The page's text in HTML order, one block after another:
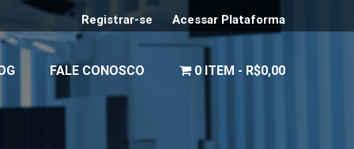
Registrar-se Acessar Plataforma
FALE CONOSCO 0 ITEM R$0,00